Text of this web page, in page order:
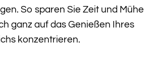
So sparen Sie Zeit und Mühe
ganz auf das Genießen Ihres
konzentrieren.